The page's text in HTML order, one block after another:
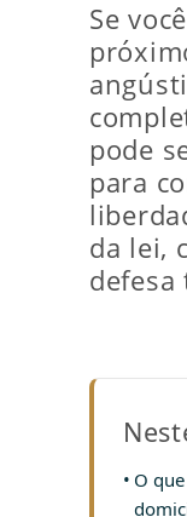
Se
pode
para
da lei,
defesa
O